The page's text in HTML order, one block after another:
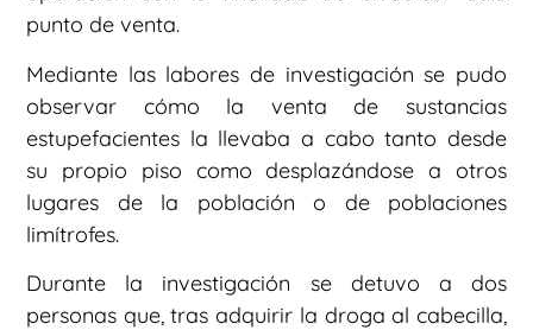
punto de venta.
Mediante las labores de investigación se pudo
observar cómo la venta de sustancias
estupefacientes la llevaba a cabo tanto desde
su propio piso como desplazándose a otros
lugares de la población o de poblaciones
limítrofes.
Durante la investigación se detuvo a dos
personas que, tras adquirir la droga al cabecilla,